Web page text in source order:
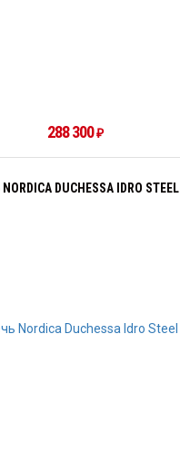
288 300₽
DUCHESSA IDRO STEEL